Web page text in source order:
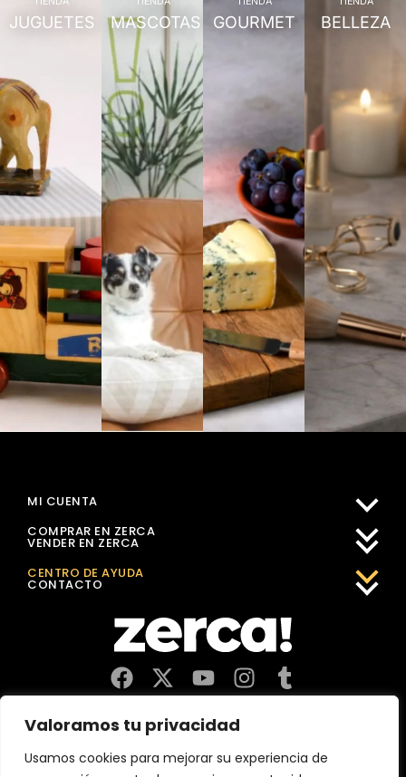
Valoramos tu privacidad
Usamos cookies para mejorar su experiencia de
JUGUETES MASCOTAS GOURMET BELLEZA
Comercios, productores y distribuidores locales. Pagan
impuestos aquí, y dinamizan economía y empleo en tu
MI CUENTA
COMPRAR EN ZERCA
VENDER EN ZERCA
CENTRO DE AYUDA
CONTACTO